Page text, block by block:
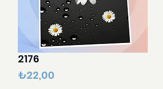
2176
₺22,00